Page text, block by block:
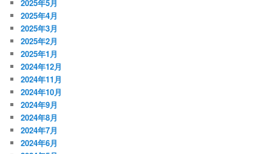
2025年5月
2025年4月
2025年3月
2025年2月
2025年1月
2024年12月
2024年11月
2024年10月
2024年9月
2024年8月
2024年7月
2024年6月